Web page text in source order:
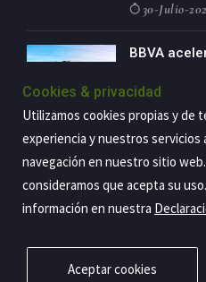
30-Julio-
BBVA
de
países
29-Julio-2026
Copyright@2026
Cookies & privacidad
Utilizamos cookies propias y de
experiencia y nuestros servicios
navegación en nuestro sitio
consideramos que acepta su
información en nuestra
Aceptar cookies